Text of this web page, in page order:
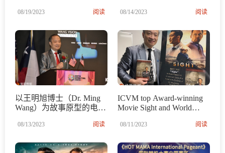
08/19/2023 阅读 08/14/2023 阅读
以王明旭博士（Dr. Ming
Wang）为故事原型的电影
10天
08/13/2023 阅读
ICVM top Award-winning
Movie Sight and World
American Eye Surgeon Dr.
Houston August 11-20th
08/11/2023 阅读